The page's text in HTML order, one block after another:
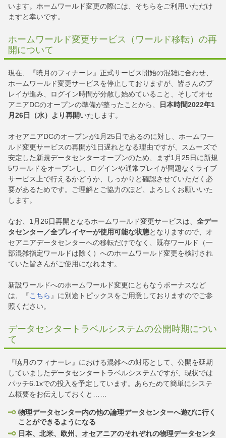
います。ホームワールド変更の際には、そちらをご利用いただけ
ますと幸いです。
ホームワールド変更サービス（ワールド移転）の再
開について
現在、『暁月のフィナーレ』正式サービス開始の混雑に合わせ、
ホームワールド変更サービスを停止しておりますが、皆さんのプ
レイが進み、ログイン時間が分散し始めていること、そしてオセ
アニアDCのオープンの準備が整ったことから、
日本時間2022年1
月26日（水）より再開いたします。
オセアニアDCのオープンが1月25日であるのに対し、ホームワー
ルド変更サービスの再開が1日遅れとなる理由ですが、スムーズで
安定した新規データセンターオープンのため、まず1月25日に新規
5ワールドをオープンし、ログインや通常プレイが問題なくライブ
サービス上で行えるかどうか、しっかりと確認させていただく必
要があるためです。ご理解とご協力のほど、よろしくお願いいた
します。
なお、1月26日再開となるホームワールド変更サービスは、 全デー
タセンター／全プレイヤーが使用可能な状態となりますので、オ
セアニアデータセンターへの移転だけでなく、既存ワールド（一
部混雑指定ワールドは除く）へのホームワールド変更を検討され
ていた皆さんがご使用になれます。
新設ワールドへのホームワールド変更にともなうボーナスなど
は、『こちら 』に別途トピックスをご用意しておりますのでご参
照ください。
データセンタートラベルシステムの公開時期につい
て
『暁月のフィナーレ』における混雑への対応として、公開を延期
していましたデータセンタートラベルシステムですが、現状では
パッチ6.1xでの投入を予定しています。あらためて簡単にシステ
ム概要をお伝えしておくと……
物理データセンター内の他の論理データセンターへ遊びに行く
ことができるようになる
日本、北米、欧州、オセアニアのそれぞれの物理データセンタ